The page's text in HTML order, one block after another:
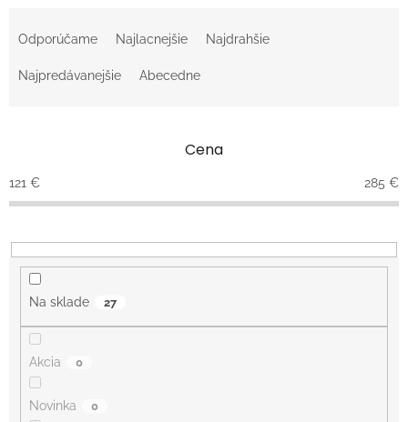
a
e
r
o
u
k
Odporúčame Najlacnejšie Najdrahšie
Najpredávanejšie Abecedne
Cena
121 € 285 €
Na sklade 27
Akcia 0
Novinka 0